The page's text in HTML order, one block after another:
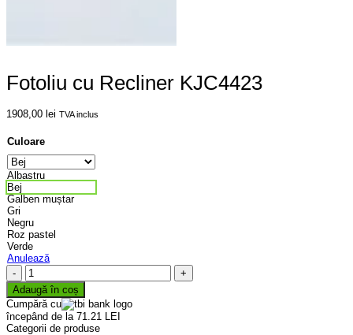
Fotoliu cu Recliner KJC4423
1908,00 lei TVA inclus
Culoare
Albastru
Bej
Galben muștar
Gri
Negru
Roz pastel
Verde
Anulează
Cantitate
Fotoliu
cu
Recliner
KJC4423
Adaugă în coș
Cumpără cu
începând de la 71.21 LEI
Categorii de produse